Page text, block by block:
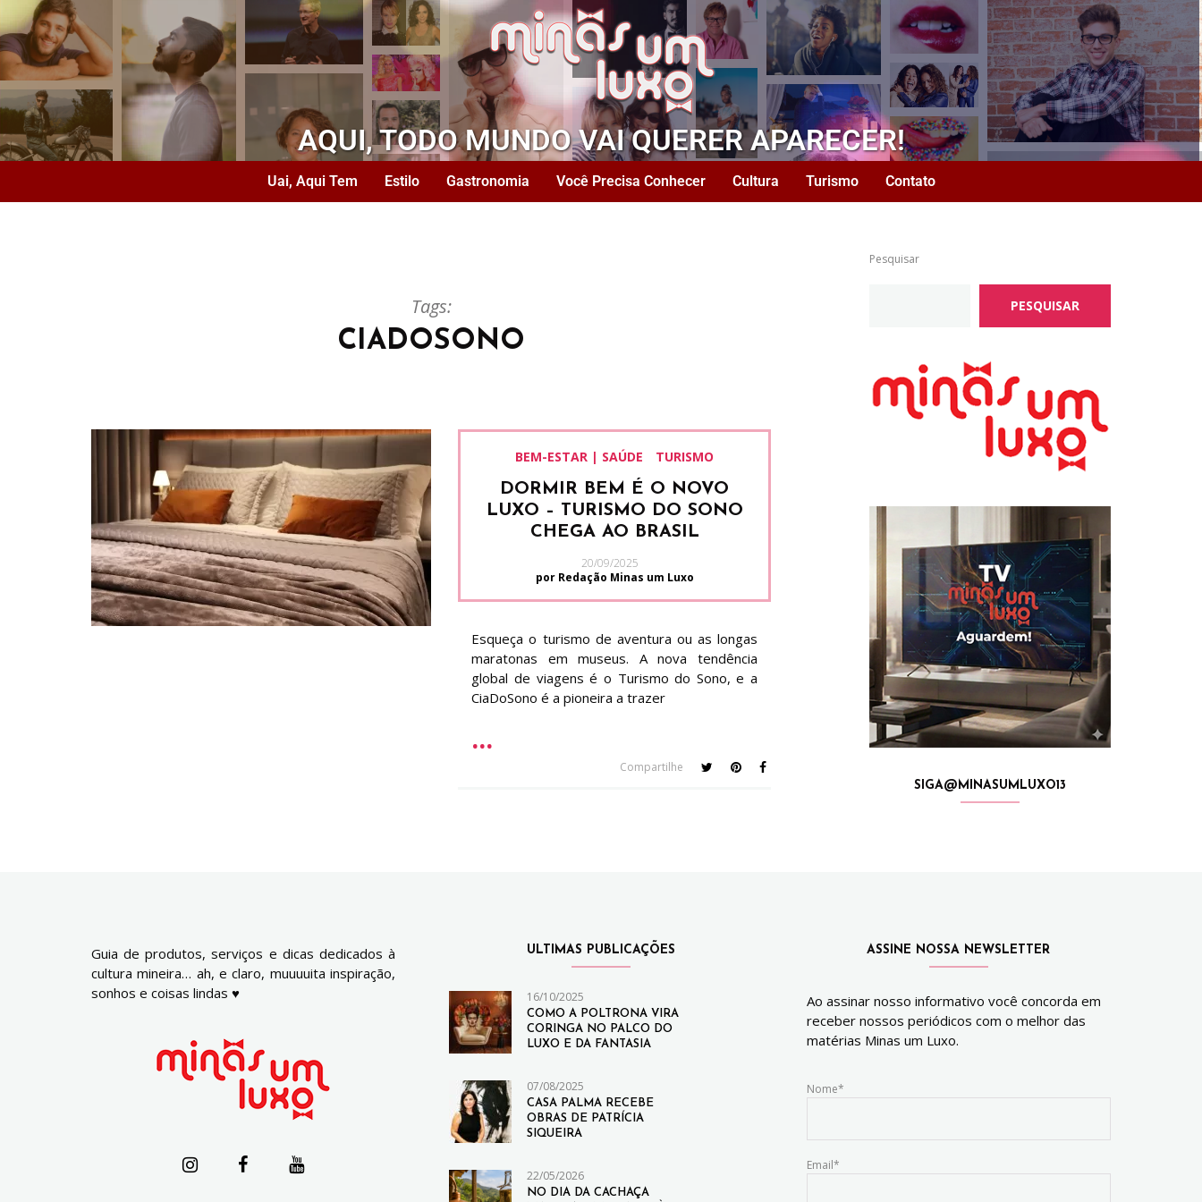
AQUI, TODO MUNDO VAI QUERER APARECER!
Uai, Aqui Tem Estilo Gastronomia Você Precisa Conhecer Cultura Turismo Contato
Tags:
CIADOSONO
BEM-ESTAR | SAÚDE TURISMO
DORMIR BEM É O NOVO
LUXO – TURISMO DO SONO
CHEGA AO BRASIL
20/09/2025
por Redação Minas um Luxo
Esqueça o turismo de aventura ou as longas
maratonas em museus. A nova tendência
global de viagens é o Turismo do Sono, e a
CiaDoSono é a pioneira a trazer
Compartilhe
Pesquisar
PESQUISAR
SIGA@MINASUMLUXO13
Guia de produtos, serviços e dicas dedicados à
cultura mineira… ah, e claro, muuuuita inspiração,
sonhos e coisas lindas ♥
ULTIMAS PUBLICAÇÕES
16/10/2025
COMO A POLTRONA VIRA
CORINGA NO PALCO DO
LUXO E DA FANTASIA
07/08/2025
CASA PALMA RECEBE
OBRAS DE PATRÍCIA
SIQUEIRA
22/05/2026
NO DIA DA CACHAÇA
ASSINE NOSSA NEWSLETTER
Ao assinar nosso informativo você concorda em
receber nossos periódicos com o melhor das
matérias Minas um Luxo.
Nome*
Email*